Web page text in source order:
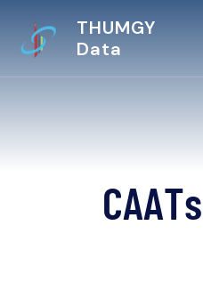
THUMGY
Data
CAATs